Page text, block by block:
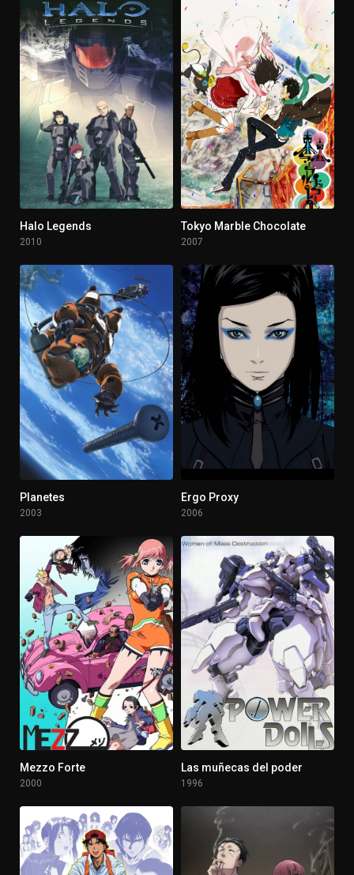
Halo Legends
2010
5.667
Tokyo Marble Chocolate
2007
Planetes
2003
Ergo Proxy
2006
Mezzo Forte
2000
Las muñecas del poder
1996